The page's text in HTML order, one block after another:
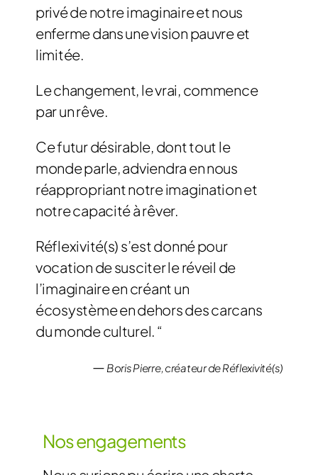
privé de notre imaginaire et nous
enferme dans une vision pauvre et
limitée.
Le changement, le vrai, commence
par un rêve.
Ce futur désirable, dont tout le
monde parle, adviendra en nous
réappropriant notre imagination et
notre capacité à rêver.
Réflexivité(s) s’est donné pour
vocation de susciter le réveil de
l’imaginaire en créant un
écosystème en dehors des carcans
du monde culturel. “
— Boris Pierre, créateur de Réflexivité(s)
Nos engagements